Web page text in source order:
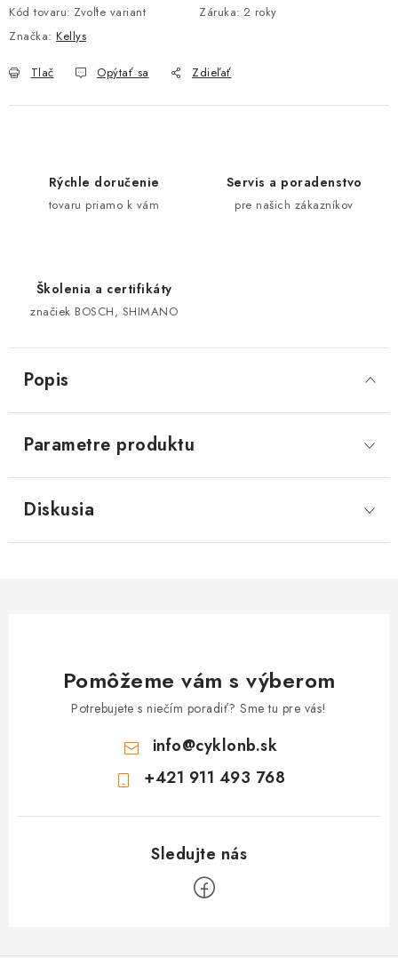
Kód tovaru: Zvoľte variant Záruka: 2 roky
Značka: Kellys
Tlač Opýtať sa Zdieľať
Rýchle doručenie
tovaru priamo k vám
Servis a poradenstvo
pre našich zákazníkov
Školenia a certifikáty
značiek BOSCH, SHIMANO
Popis
Parametre produktu
Diskusia
Pomôžeme vám s výberom
Potrebujete s niečím poradiť? Sme tu pre vás!
info@cyklonb.sk
+421 911 493 768